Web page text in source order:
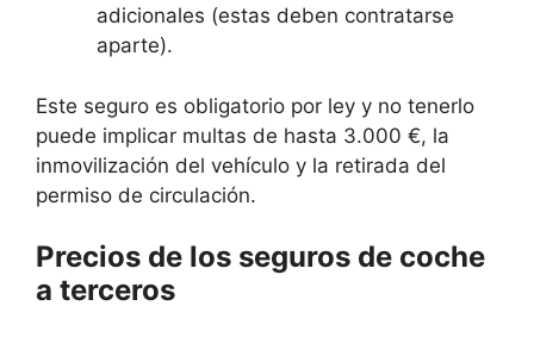
adicionales (estas deben contratarse
aparte).
Este seguro es obligatorio por ley y no tenerlo
puede implicar multas de hasta 3.000 €, la
inmovilización del vehículo y la retirada del
permiso de circulación.
Precios de los seguros de coche
a terceros